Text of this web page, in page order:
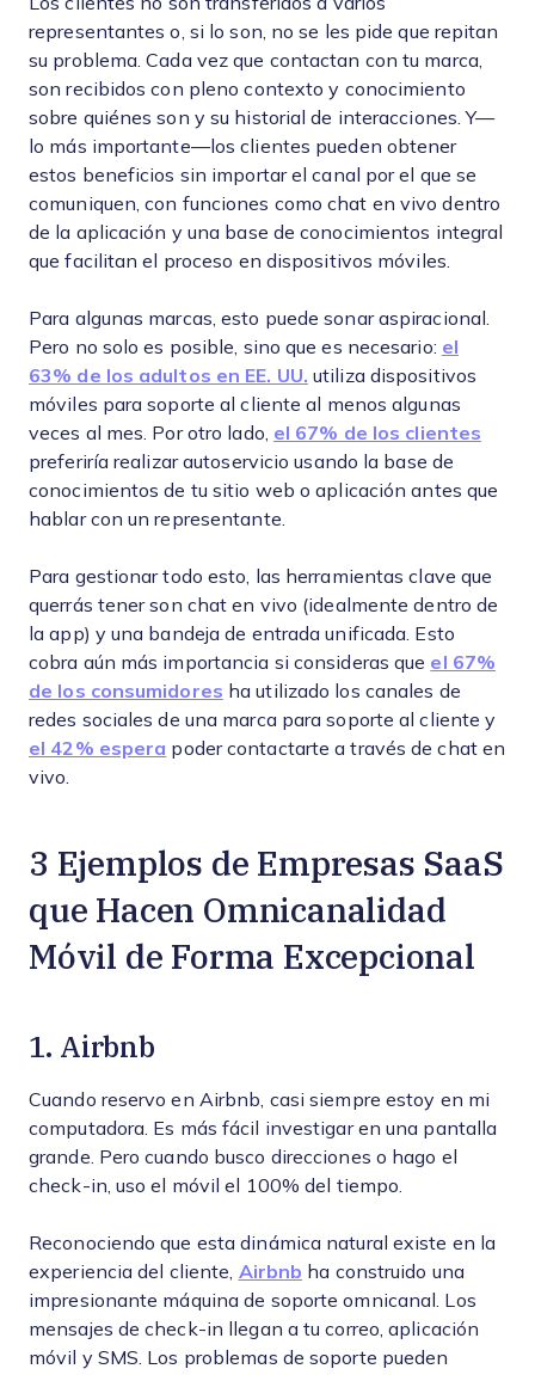
representantes o, si lo son, no se les pide que repitan
su problema. Cada vez que contactan con tu marca,
son recibidos con pleno contexto y conocimiento
sobre quiénes son y su historial de interacciones. Y—
lo más importante—los clientes pueden obtener
estos beneficios sin importar el canal por el que se
comuniquen, con funciones como chat en vivo dentro
de la aplicación y una base de conocimientos integral
que facilitan el proceso en dispositivos móviles.
Para algunas marcas, esto puede sonar aspiracional.
Pero no solo es posible, sino que es necesario: el
63% de los adultos en EE. UU. utiliza dispositivos
móviles para soporte al cliente al menos algunas
veces al mes. Por otro lado, el 67% de los clientes
preferiría realizar autoservicio usando la base de
conocimientos de tu sitio web o aplicación antes que
hablar con un representante.
Para gestionar todo esto, las herramientas clave que
querrás tener son chat en vivo (idealmente dentro de
la app) y una bandeja de entrada unificada. Esto
cobra aún más importancia si consideras que el 67%
de los consumidores ha utilizado los canales de
redes sociales de una marca para soporte al cliente y
el 42% espera poder contactarte a través de chat en
vivo.
3 Ejemplos de Empresas SaaS
que Hacen Omnicanalidad
Móvil de Forma Excepcional
1. Airbnb
Cuando reservo en Airbnb, casi siempre estoy en mi
computadora. Es más fácil investigar en una pantalla
grande. Pero cuando busco direcciones o hago el
check-in, uso el móvil el 100% del tiempo.
Reconociendo que esta dinámica natural existe en la
experiencia del cliente, Airbnb ha construido una
impresionante máquina de soporte omnicanal. Los
mensajes de check-in llegan a tu correo, aplicación
móvil y SMS. Los problemas de soporte pueden